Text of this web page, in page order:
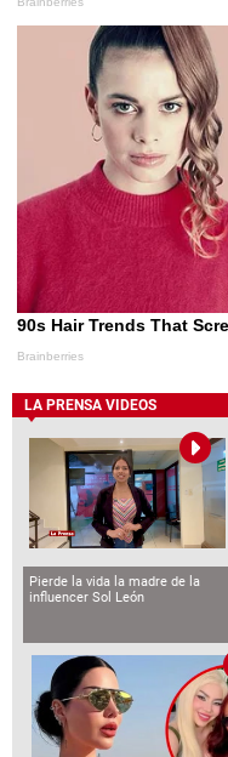
LA PRENSA VIDEOS
Pierde la vida la madre de la
influencer Sol León